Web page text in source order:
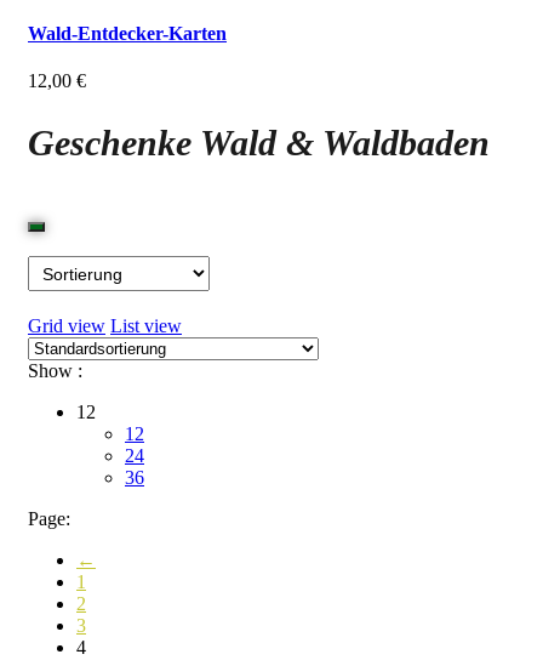
Wald-Entdecker-Karten
12,00 €
Geschenke Wald & Waldbaden
Grid view List view
Show :
12
12
24
36
Page:
←
1
2
3
4